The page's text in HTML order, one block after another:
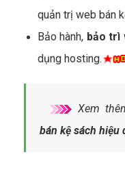
quản trị web bán
Bảo hành, bảo trì
dụng hosting.
Xem
bán kệ sách hiệu